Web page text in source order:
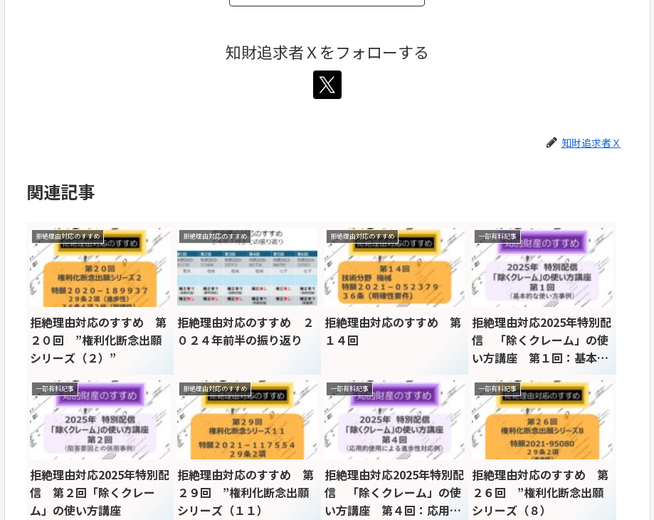
知財追求者Ｘをフォローする
知財追求者Ｘ
関連記事
拒絶理由対応のすすめ
拒絶理由対応のすすめ 第
２０回 ”権利化断念出願
シリーズ（２）”
拒絶理由対応のすすめ
拒絶理由対応のすすめ ２
０２４年前半の振り返り
拒絶理由対応のすすめ
拒絶理由対応のすすめ 第
１４回
一部有料記事
拒絶理由対応2025年特別配
信 「除くクレーム」の使
い方講座 第１回：基本的
一部有料記事
拒絶理由対応2025年特別配
信 第２回「除くクレー
ム」の使い方講座
拒絶理由対応のすすめ
拒絶理由対応のすすめ 第
２９回 ”権利化断念出願
シリーズ（１１）
一部有料記事
拒絶理由対応2025年特別配
信 「除くクレーム」の使
い方講座 第４回：応用的
一部有料記事
拒絶理由対応のすすめ 第
２６回 ”権利化断念出願
シリーズ（８）